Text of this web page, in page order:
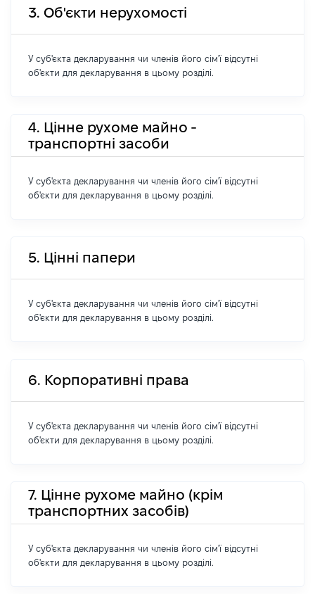
3. Об'єкти нерухомості
У суб'єкта декларування чи членів його сім'ї відсутні
об'єкти для декларування в цьому розділі.
4. Цінне рухоме майно -
транспортні засоби
У суб'єкта декларування чи членів його сім'ї відсутні
об'єкти для декларування в цьому розділі.
5. Цінні папери
У суб'єкта декларування чи членів його сім'ї відсутні
об'єкти для декларування в цьому розділі.
6. Корпоративні права
У суб'єкта декларування чи членів його сім'ї відсутні
об'єкти для декларування в цьому розділі.
7. Цінне рухоме майно (крім
транспортних засобів)
У суб'єкта декларування чи членів його сім'ї відсутні
об'єкти для декларування в цьому розділі.